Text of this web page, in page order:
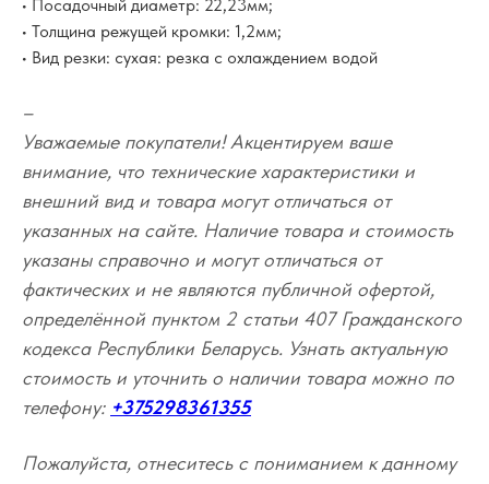
• Посадочный диаметр: 22,23мм;
• Толщина режущей кромки: 1,2мм;
• Вид резки: сухая: резка с охлаждением водой
–
Уважаемые покупатели! Акцентируем ваше
внимание, что технические характеристики и
внешний вид и товара могут отличаться от
указанных на сайте. Наличие товара и стоимость
указаны справочно и могут отличаться от
фактических и не являются публичной офертой,
определённой пунктом 2 статьи 407 Гражданского
кодекса Республики Беларусь. Узнать актуальную
стоимость и уточнить о наличии товара можно по
телефону: +375298361355
Пожалуйста, отнеситесь с пониманием к данному